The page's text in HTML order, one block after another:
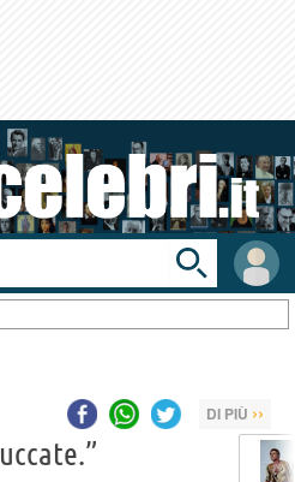
User
area
Toggle
search
bar
DI PIÙ ››